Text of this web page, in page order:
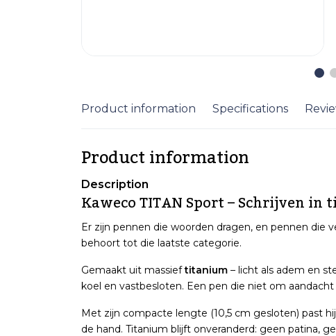
Product information Specifications
Product information
Description
Kaweco TITAN Sport – Schrijven in
Er zijn pennen die woorden dragen, en pennen die
behoort tot die laatste categorie.
Gemaakt uit massieftitanium – licht als adem en
koel en vastbesloten. Een pen die niet om
Met zijn compacte lengte (10,5 cm gesloten) past
de hand. Titanium blijft onveranderd: geen patina,